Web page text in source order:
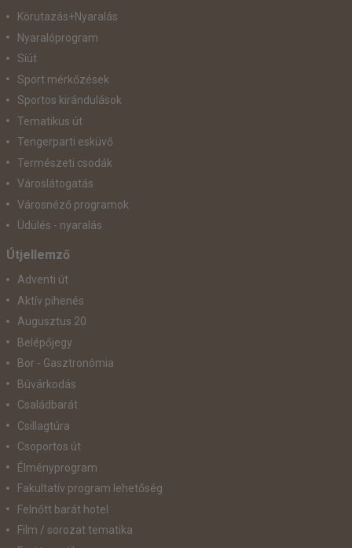
Körutazás+Nyaralás
Nyaralóprogram
Síút
Sport mérkőzések
Sportos kirándulások
Tematikus út
Tengerparti esküvő
Természeti csodák
Városlátogatás
Városnéző programok
Üdülés - nyaralás
Útjellemző
Adventi út
Aktív pihenés
Augusztus 20
Belépőjegy
Bor - Gasztronómia
Búvárkodás
Családbarát
Csillagtúra
Csoportos út
Élményprogram
Fakultatív program lehetőség
Felnőtt barát hotel
Film / sorozat tematika